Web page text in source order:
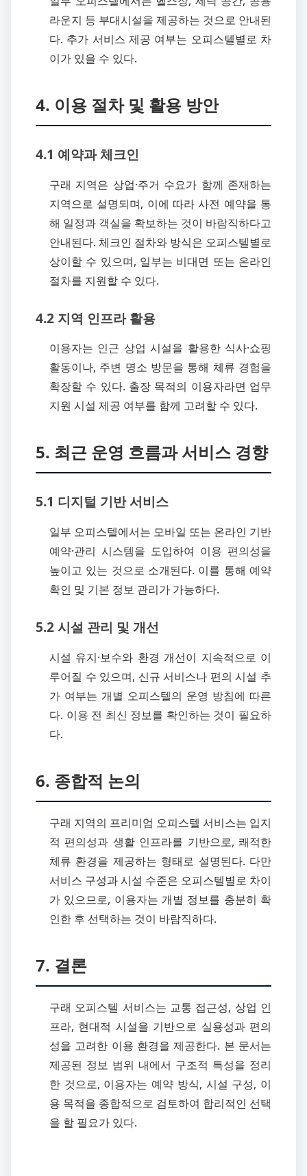
라운지 등 부대시설을 제공하는 것으로 안내된
다. 추가 서비스 제공 여부는 오피스텔별로 차
이가 있을 수 있다.
4. 이용 절차 및 활용 방안
4.1 예약과 체크인
구래 지역은 상업·주거 수요가 함께 존재하는
지역으로 설명되며, 이에 따라 사전 예약을 통
해 일정과 객실을 확보하는 것이 바람직하다고
안내된다. 체크인 절차와 방식은 오피스텔별로
상이할 수 있으며, 일부는 비대면 또는 온라인
절차를 지원할 수 있다.
4.2 지역 인프라 활용
이용자는 인근 상업 시설을 활용한 식사·쇼핑
활동이나, 주변 명소 방문을 통해 체류 경험을
확장할 수 있다. 출장 목적의 이용자라면 업무
지원 시설 제공 여부를 함께 고려할 수 있다.
5. 최근 운영 흐름과 서비스 경향
5.1 디지털 기반 서비스
일부 오피스텔에서는 모바일 또는 온라인 기반
예약·관리 시스템을 도입하여 이용 편의성을
높이고 있는 것으로 소개된다. 이를 통해 예약
확인 및 기본 정보 관리가 가능하다.
5.2 시설 관리 및 개선
시설 유지·보수와 환경 개선이 지속적으로 이
루어질 수 있으며, 신규 서비스나 편의 시설 추
가 여부는 개별 오피스텔의 운영 방침에 따른
다. 이용 전 최신 정보를 확인하는 것이 필요하
다.
6. 종합적 논의
구래 지역의 프리미엄 오피스텔 서비스는 입지
적 편의성과 생활 인프라를 기반으로, 쾌적한
체류 환경을 제공하는 형태로 설명된다. 다만
서비스 구성과 시설 수준은 오피스텔별로 차이
가 있으므로, 이용자는 개별 정보를 충분히 확
인한 후 선택하는 것이 바람직하다.
7. 결론
구래 오피스텔 서비스는 교통 접근성, 상업 인
프라, 현대적 시설을 기반으로 실용성과 편의
성을 고려한 이용 환경을 제공한다. 본 문서는
제공된 정보 범위 내에서 구조적 특성을 정리
한 것으로, 이용자는 예약 방식, 시설 구성, 이
용 목적을 종합적으로 검토하여 합리적인 선택
을 할 필요가 있다.